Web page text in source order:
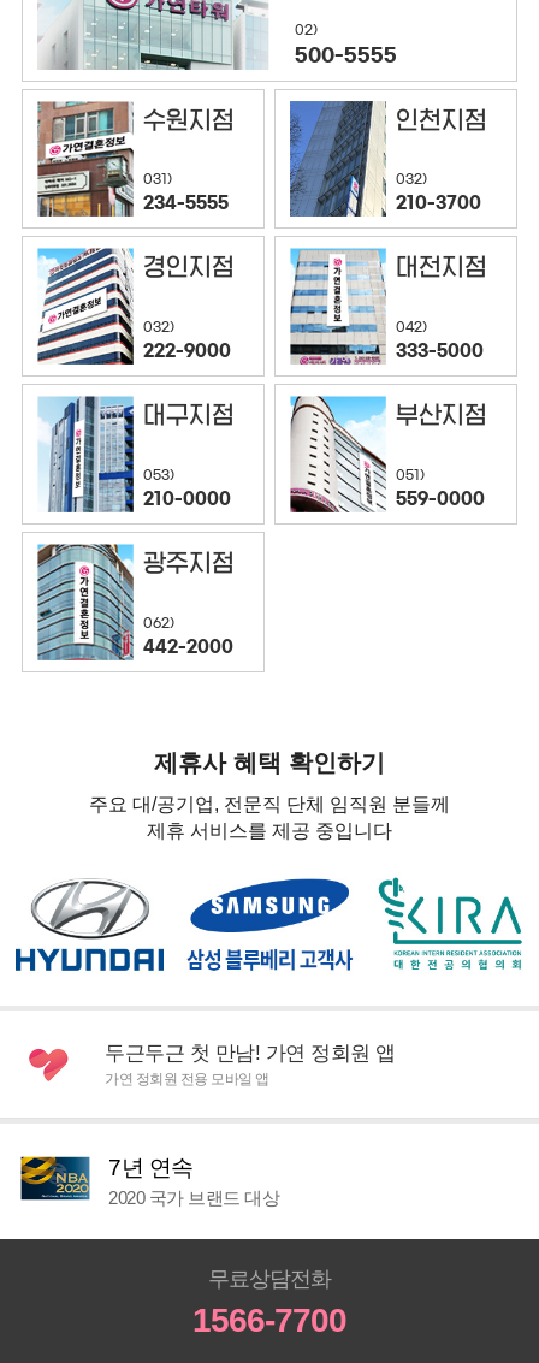
02)
500-5555
수원지점
031)
234-5555
인천지점
032)
210-3700
경인지점
032)
222-9000
대전지점
042)
333-5000
대구지점
053)
210-0000
부산지점
051)
559-0000
광주지점
062)
442-2000
제휴사 혜택 확인하기
주요 대/공기업, 전문직 단체 임직원 분들께
제휴 서비스를 제공 중입니다
두근두근 첫 만남! 가연 정회원 앱
가연 정회원 전용 모바일 앱
7년 연속
2020 국가 브랜드 대상
무료상담전화
1566-7700